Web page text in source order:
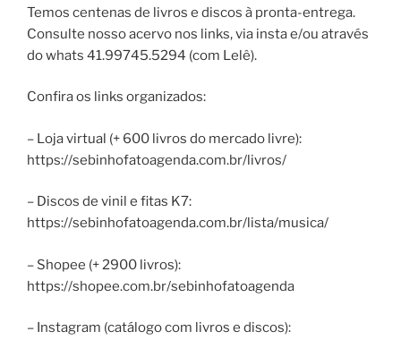
Temos centenas de livros e discos à pronta-entrega.
Consulte nosso acervo nos links, via insta e/ou através
do whats 41.99745.5294 (com Lelê).
Confira os links organizados:
– Loja virtual (+ 600 livros do mercado livre):
https://sebinhofatoagenda.com.br/livros/
– Discos de vinil e fitas K7:
https://sebinhofatoagenda.com.br/lista/musica/
– Shopee (+ 2900 livros):
https://shopee.com.br/sebinhofatoagenda
– Instagram (catálogo com livros e discos):